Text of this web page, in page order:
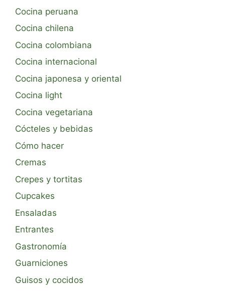
Cocina peruana
Cocina chilena
Cocina colombiana
Cocina internacional
Cocina japonesa y oriental
Cocina light
Cocina vegetariana
Cócteles y bebidas
Cómo hacer
Cremas
Crepes y tortitas
Cupcakes
Ensaladas
Entrantes
Gastronomía
Guarniciones
Guisos y cocidos